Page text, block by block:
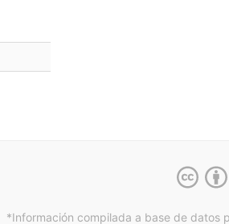
*Información compilada a base de datos